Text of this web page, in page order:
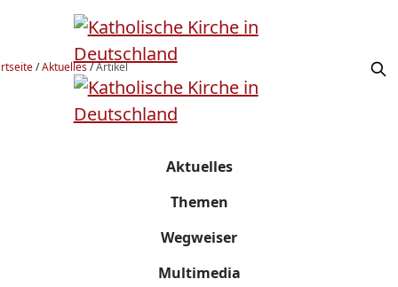
/Aktuelles/Artikel
Aktuelles
Themen
Wegweiser
Multimedia